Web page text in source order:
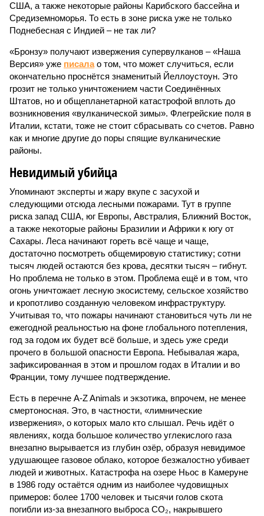
США, а также некоторые районы Карибского бассейна и
Средиземноморья. То есть в зоне риска уже не только
Поднебесная с Индией – не так ли?
«Бронзу» получают извержения супервулканов – «Наша
Версия» уже писалао том, что может случиться, если
окончательно проснётся знаменитый Йеллоустоун. Это
грозит не только уничтожением части Соединённых
Штатов, но и общепланетарной катастрофой вплоть до
возникновения «вулканической зимы». Флегрейские поля в
Италии, кстати, тоже не стоит сбрасывать со счетов. Равно
как и многие другие до поры спящие вулканические
районы.
Невидимый убийца
Упоминают эксперты и жару вкупе с засухой и
следующими отсюда лесными пожарами. Тут в группе
риска запад США, юг Европы, Австралия, Ближний Восток,
а также некоторые районы Бразилии и Африки к югу от
Сахары. Леса начинают гореть всё чаще и чаще,
достаточно посмотреть общемировую статистику; сотни
тысяч людей остаются без крова, десятки тысяч – гибнут.
Но проблема не только в этом. Проблема ещё и в том, что
огонь уничтожает лесную экосистему, сельское хозяйство
и кропотливо созданную человеком инфраструктуру.
Учитывая то, что пожары начинают становиться чуть ли не
ежегодной реальностью на фоне глобального потепления,
год за годом их будет всё больше, и здесь уже среди
прочего в большой опасности Европа. Небывалая жара,
зафиксированная в этом и прошлом годах в Италии и во
Франции, тому лучшее подтверждение.
Есть в перечне A-Z Animals и экзотика, впрочем, не менее
смертоносная. Это, в частности, «лимнические
извержения», о которых мало кто слышал. Речь идёт о
явлениях, когда большое количество углекислого газа
внезапно вырывается из глубин озёр, образуя невидимое
удушающее газовое облако, которое безжалостно убивает
людей и животных. Катастрофа на озере Ньос в Камеруне
в 1986 году остаётся одним из наиболее чудовищных
примеров: более 1700 человек и тысячи голов скота
погибли из-за внезапного выброса CO₂, накрывшего